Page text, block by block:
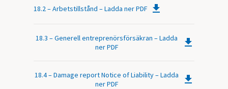
18.2 – Arbetstillstånd – Ladda ner PDF
18.3 – Generell entreprenörsförsäkran – Ladda
ner PDF
18.4 – Damage report Notice of Liability – Ladda
ner PDF